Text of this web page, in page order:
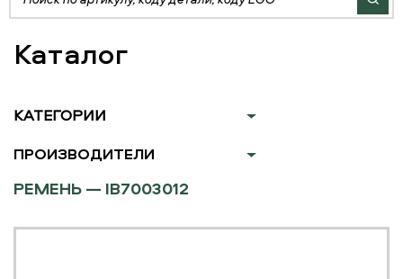
Каталог
КАТЕГОРИИ
ПРОИЗВОДИТЕЛИ
РЕМЕНЬ — IB7003012